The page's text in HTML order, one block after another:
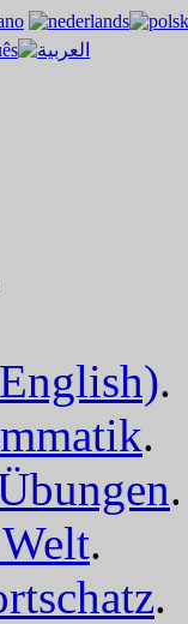
.
.
.
.
.